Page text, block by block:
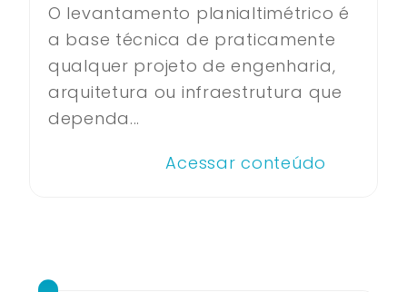
O levantamento planialtimétrico é
a base técnica de praticamente
qualquer projeto de engenharia,
arquitetura ou infraestrutura que
dependa...
Acessar conteúdo